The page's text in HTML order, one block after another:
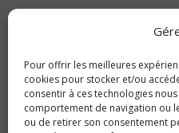
Pour offrir les meilleures
cookies pour stocker et/ou
consentir à ces technologies
comportement de navigation ou
ou de retirer son consentement